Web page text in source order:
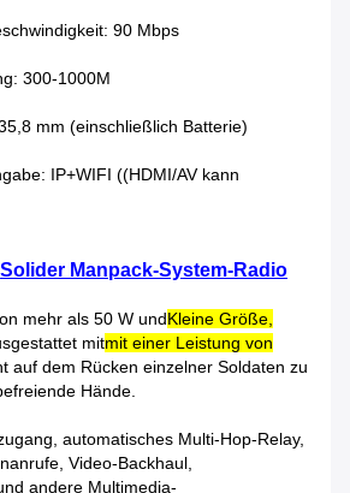
90 Mbps
300-1000M
mm (einschließlich Batterie)
IP+WIFI ((HDMI/AV kann
Solider Manpack-System-Radio
mehr als 50 W undKleine Größe,
mitmit einer Leistung von
auf dem Rücken einzelner Soldaten zu
Hände.
automatisches Multi-Hop-Relay,
Video-Backhaul,
andere Multimedia-